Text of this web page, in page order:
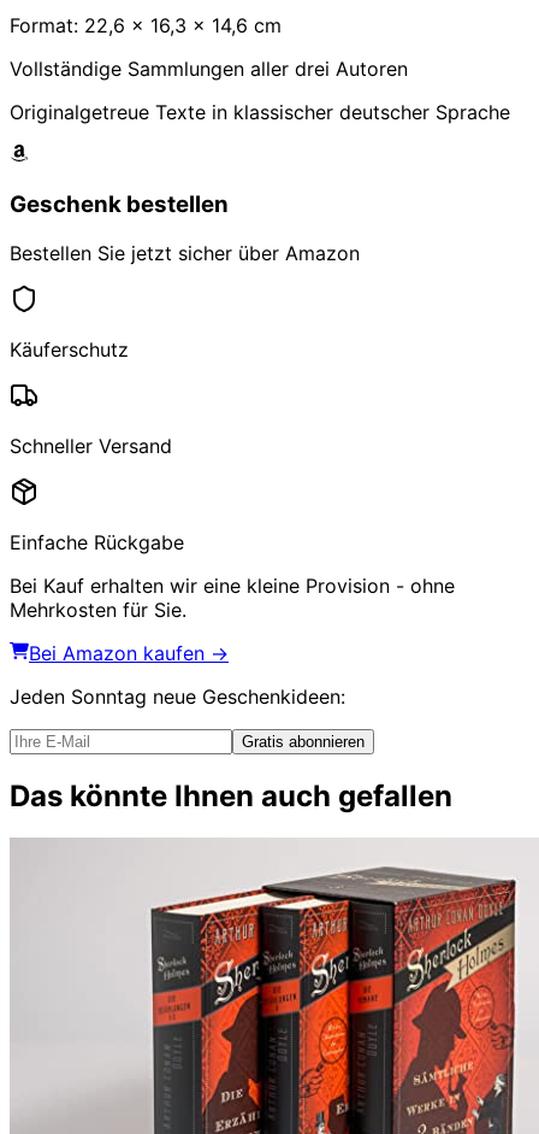
Format: 22,6 × 16,3 × 14,6 cm
Vollständige Sammlungen aller drei Autoren
Originalgetreue Texte in klassischer deutscher Sprache
Geschenk bestellen
Bestellen Sie jetzt sicher über Amazon
Käuferschutz
Schneller Versand
Einfache Rückgabe
Bei Kauf erhalten wir eine kleine Provision - ohne
Mehrkosten für Sie.
Bei Amazon kaufen →
Jeden Sonntag neue Geschenkideen:
Gratis abonnieren
Das könnte Ihnen auch gefallen